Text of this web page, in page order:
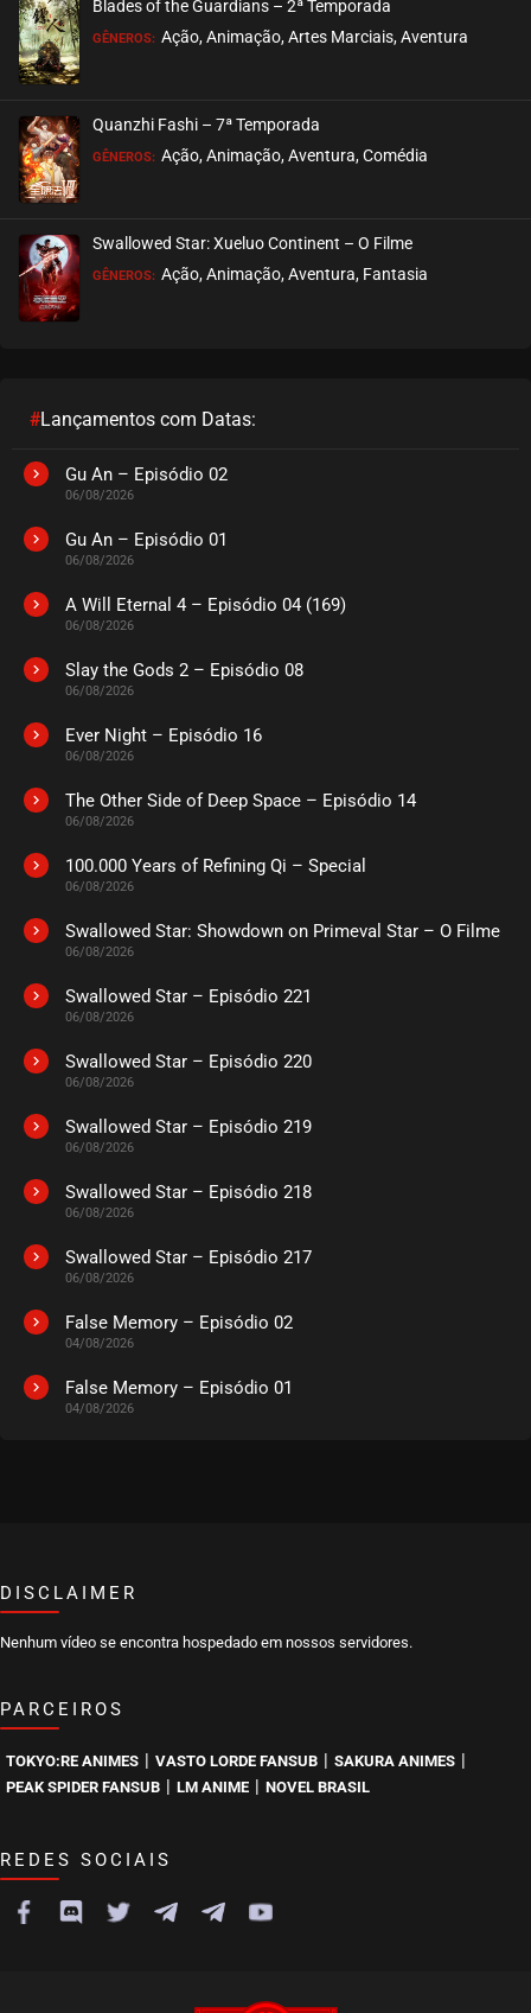
Blades of the Guardians – 2ª Temporada
GÊNEROS: Ação, Animação, Artes Marciais, Aventura
Quanzhi Fashi – 7ª Temporada
GÊNEROS: Ação, Animação, Aventura, Comédia
Swallowed Star: Xueluo Continent – O Filme
GÊNEROS: Ação, Animação, Aventura, Fantasia
#Lançamentos com Datas:
Gu An – Episódio 02
06/08/2026
Gu An – Episódio 01
06/08/2026
A Will Eternal 4 – Episódio 04 (169)
06/08/2026
Slay the Gods 2 – Episódio 08
06/08/2026
Ever Night – Episódio 16
06/08/2026
The Other Side of Deep Space – Episódio 14
06/08/2026
100.000 Years of Refining Qi – Special
06/08/2026
Swallowed Star: Showdown on Primeval Star – O Filme
06/08/2026
Swallowed Star – Episódio 221
06/08/2026
Swallowed Star – Episódio 220
06/08/2026
Swallowed Star – Episódio 219
06/08/2026
Swallowed Star – Episódio 218
06/08/2026
Swallowed Star – Episódio 217
06/08/2026
False Memory – Episódio 02
04/08/2026
False Memory – Episódio 01
04/08/2026
DISCLAIMER
Nenhum vídeo se encontra hospedado em nossos servidores.
PARCEIROS
TOKYO:RE ANIMES | VASTO LORDE FANSUB | SAKURA ANIMES |
PEAK SPIDER FANSUB | LM ANIME | NOVEL BRASIL
REDES SOCIAIS